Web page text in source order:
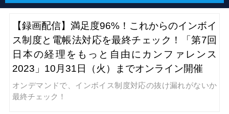
【録画配信】満足度96%！これからのインボイ
ス制度と電帳法対応を最終チェック！「第7回
日本の経理をもっと自由にカンファレンス
2023」10月31日（火）までオンライン開催
オンデマンドで、インボイス制度対応の抜け漏れがないか
最終チェック！